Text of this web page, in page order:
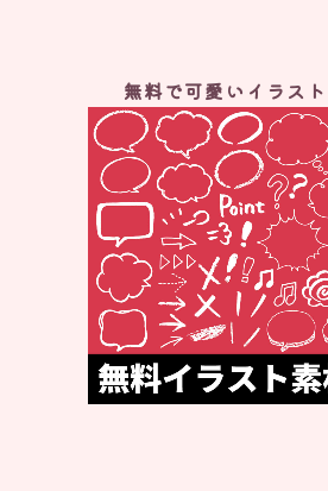
無料で可愛いイラス